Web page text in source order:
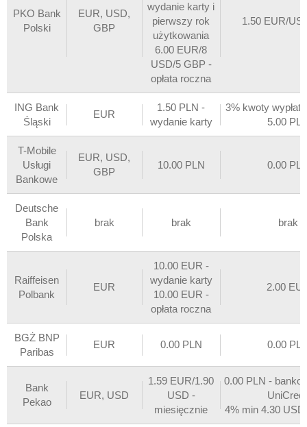
PKO Bank
Polski
EUR, USD,
GBP
wydanie karty i
pierwszy rok
użytkowania
6.00 EUR/8
USD/5 GBP -
opłata roczna
1.50 EUR/
ING Bank
Śląski
EUR
1.50 PLN -
wydanie karty
3% kwoty
5.00
T-Mobile
Usługi
Bankowe
EUR, USD,
GBP
10.00 PLN 0.00
Deutsche
Bank
Polska
brak brak brak
Raiffeisen
Polbank
EUR
10.00 EUR -
wydanie karty
10.00 EUR -
opłata roczna
2.00
BGŻ BNP
Paribas
EUR 0.00 PLN 0.00
Bank
Pekao
EUR, USD
1.59 EUR/1.90
USD -
miesięcznie
0.00 PLN -
4% min 4.30